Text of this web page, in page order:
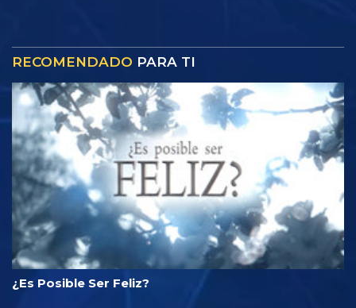
RECOMENDADO PARA TI
¿Es Posible Ser Feliz?